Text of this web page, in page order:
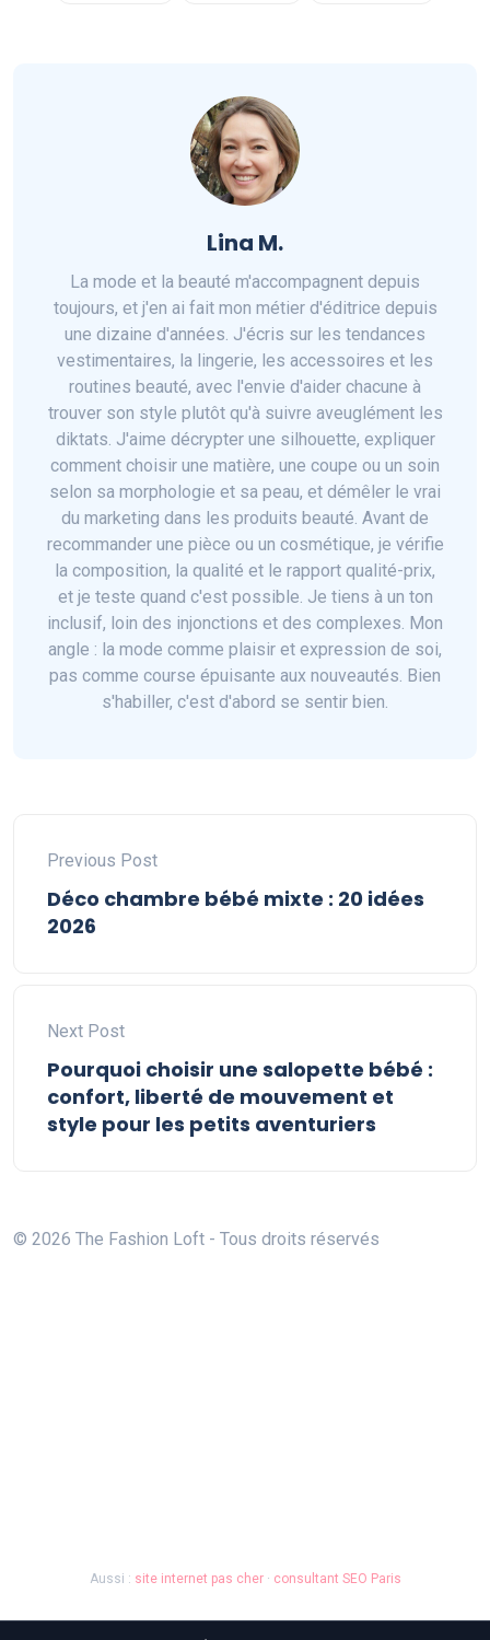
Lina M.
La mode et la beauté m'accompagnent depuis
toujours, et j'en ai fait mon métier d'éditrice depuis
une dizaine d'années. J'écris sur les tendances
vestimentaires, la lingerie, les accessoires et les
routines beauté, avec l'envie d'aider chacune à
trouver son style plutôt qu'à suivre aveuglément les
diktats. J'aime décrypter une silhouette, expliquer
comment choisir une matière, une coupe ou un soin
selon sa morphologie et sa peau, et démêler le vrai
du marketing dans les produits beauté. Avant de
recommander une pièce ou un cosmétique, je vérifie
la composition, la qualité et le rapport qualité-prix,
et je teste quand c'est possible. Je tiens à un ton
inclusif, loin des injonctions et des complexes. Mon
angle : la mode comme plaisir et expression de soi,
pas comme course épuisante aux nouveautés. Bien
s'habiller, c'est d'abord se sentir bien.
Previous Post
Déco chambre bébé mixte : 20 idées
2026
Next Post
Pourquoi choisir une salopette bébé :
confort, liberté de mouvement et
style pour les petits aventuriers
© 2026 The Fashion Loft - Tous droits réservés
Aussi : site internet pas cher· consultant SEO Paris